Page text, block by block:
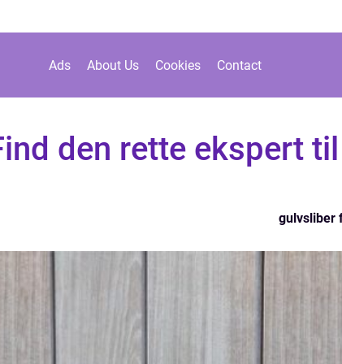
Ads About Us Cookies Contact
den rette ekspert til
gulvsliber